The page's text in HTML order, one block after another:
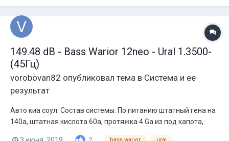
149.48 dB - Bass Warior 12neo - Ural 1.3500-
(45Гц)
vorobovan82 опубликовал тема в Система и ее
результат
Авто киа соул. Состав системы: По питанию штатный гена на
140а, штатная кислота 60а, протяжка 4 Ga из под капота,